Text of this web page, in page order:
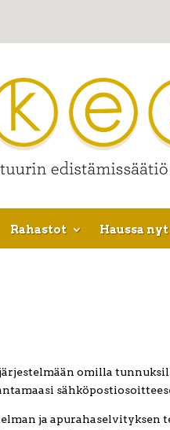
Rahastot Haussa nyt
omilla
ja apurahaselvityksen